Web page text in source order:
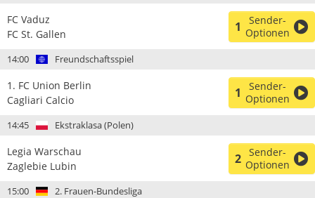
FC Vaduz
FC St. Gallen
1
Sender-
Optionen
14:00 Freundschaftsspiel
1. FC Union Berlin
Cagliari Calcio
1
Sender-
Optionen
14:45 Ekstraklasa (Polen)
Legia Warschau
Zaglebie Lubin
2 Sender-
Optionen
15:00 2. Frauen-Bundesliga